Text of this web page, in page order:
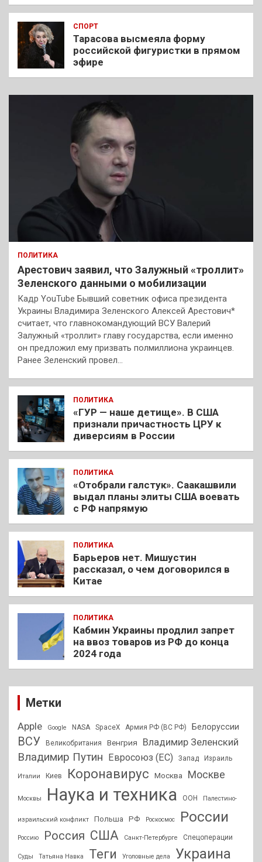
СПОРТ
Тарасова высмеяла форму
российской фигуристки в прямом
эфире
ПОЛИТИКА
Арестович заявил, что Залужный «троллит»
Зеленского данными о мобилизации
Кадр YouTube Бывший советник офиса президента
Украины Владимира Зеленского Алексей Арестович*
считает, что главнокомандующий ВСУ Валерий
Залужный «троллит» главу государства, если именно
он предложил ему призвать полмиллиона украинцев.
Ранее Зеленский провел…
ПОЛИТИКА
«ГУР — наше детище». В США
признали причастность ЦРУ к
диверсиям в России
ПОЛИТИКА
«Отобрали галстук». Саакашвили
выдал планы элиты США воевать
с РФ напрямую
ПОЛИТИКА
Барьеров нет. Мишустин
рассказал, о чем договорился в
Китае
ПОЛИТИКА
Кабмин Украины продлил запрет
на ввоз товаров из РФ до конца
2024 года
Метки
Apple Google NASA SpaceX Армия РФ (ВС РФ) Белоруссии
ВСУ Великобритания Венгрия Владимир Зеленский
Владимир Путин Евросоюз (ЕС) Запад Израиль
Италии Киев Коронавирус Москва Москве
Москвы Наука и техника ООН Палестино-
израильский конфликт Польша РФ Роскосмос России
Россию Россия США Санкт-Петербурге Спецоперации
Суды Татьяна Навка Теги Уголовные дела Украина